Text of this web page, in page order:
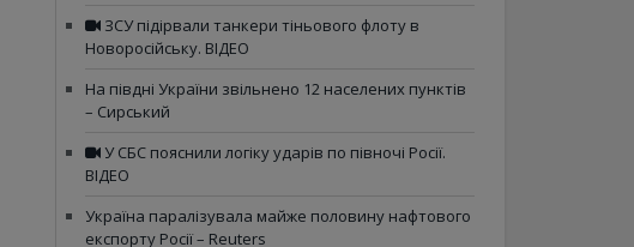
ЗСУ підірвали танкери тіньового флоту в
Новоросійську. ВІДЕО
На півдні України звільнено 12 населених пунктів
– Сирський
У СБС пояснили логіку ударів по півночі Росії.
ВІДЕО
Україна паралізувала майже половину нафтового
експорту Росії – Reuters